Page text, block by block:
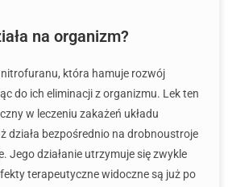
na organizm?
która hamuje rozwój
do ich eliminacji z organizmu. Lek ten
w leczeniu zakażeń układu
działa bezpośrednio na drobnoustroje
Jego działanie utrzymuje się zwykle
terapeutyczne widoczne są już po